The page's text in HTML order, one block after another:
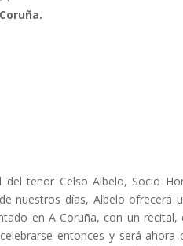
tenor Celso Albelo, Socio
nuestros días, Albelo ofrecerá
en A Coruña, con un
entonces y será